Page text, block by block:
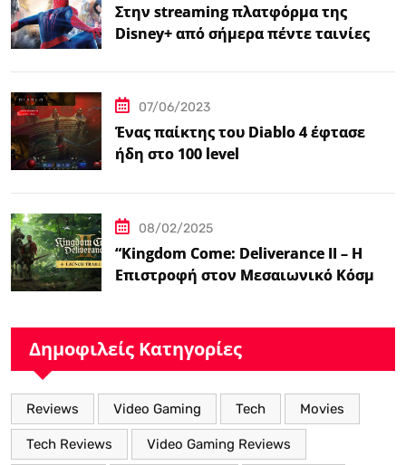
Στην streaming πλατφόρμα της
Disney+ από σήμερα πέντε ταινίες
07/06/2023
Ένας παίκτης του Diablo 4 έφτασε
ήδη στο 100 level
08/02/2025
“Kingdom Come: Deliverance II – Η
Επιστροφή στον Μεσαιωνικό Κόσμο
Δημοφιλείς Κατηγορίες
Reviews Video Gaming Tech Movies
Tech Reviews Video Gaming Reviews